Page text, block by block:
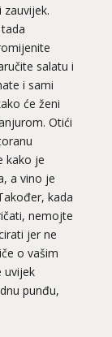
salatu i
i sami
će ženi
Otići
kako je
a vino je
kada
nemojte
jer ne
o vašim
uvijek
punđu,